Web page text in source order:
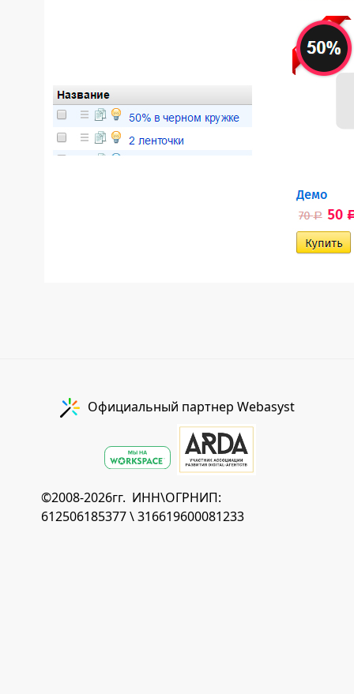
Официальный партнер Webasyst
©2008-2026гг. ИНН\ОГРНИП:
612506185377 \ 316619600081233